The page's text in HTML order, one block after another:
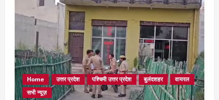
Home उत्तर प्रदेश पश्चिमी उत्तर प्रदेश बुलंदशहर
वायरल
सभी न्यूज़